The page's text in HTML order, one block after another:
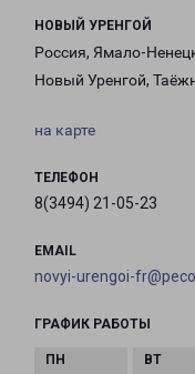
НОВЫЙ УРЕНГОЙ
Россия, Ямало-
Новый Уренгой,
на карте
ТЕЛЕФОН
8(3494) 21-05-23
EMAIL
novyi-urengoi-
ГРАФИК РАБОТЫ